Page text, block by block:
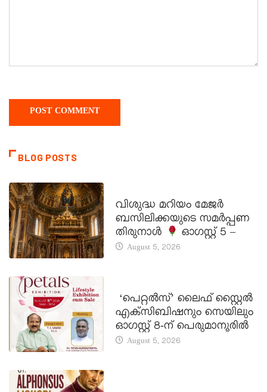
BLOG POSTS
വിശുദ്ധ മറിയം മേജർ
ബസിലിക്കയുടെ സമർപ്പണ
തിരുനാൾ
ഓഗസ്റ്റ് 5 –
August 5, 2026
‘പെറ്റൽസ്’ ലൈഫ് സ്റ്റൈൽ
എക്സിബിഷനും സെയിലും
ഓഗസ്റ്റ് 8-ന് പെരുമാനൂരിൽ
August 5, 2026